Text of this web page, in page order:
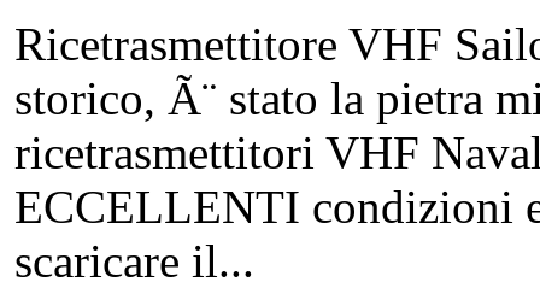
Ricetrasmettitore VHF
storico, Ã¨ stato la pietra
ricetrasmettitori VHF
ECCELLENTI condizioni
scaricare il...